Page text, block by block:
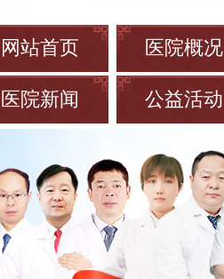
网站首页 医院概况
医院新闻 公益活动